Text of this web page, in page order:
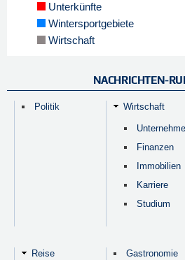
Unterkünfte
Wintersportgebiete
Wirtschaft
NACHRICHTEN-
Politik Wirtschaft
Finanzen
Immobilien
Karriere
Studium
Reise Gastronomie